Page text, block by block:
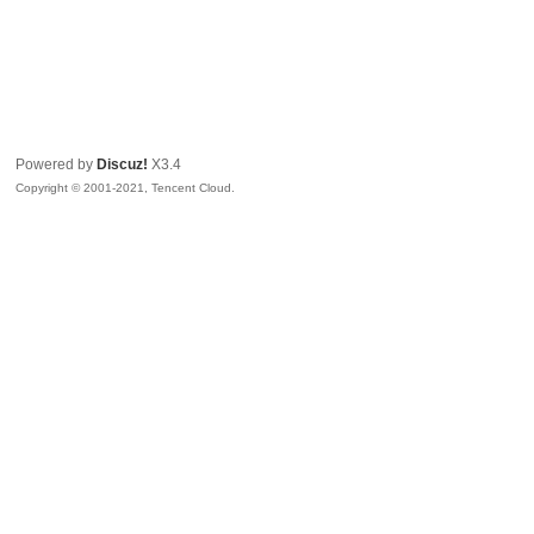
Powered by Discuz! X3.4
Copyright © 2001-2021, Tencent Cloud.